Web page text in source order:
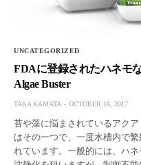
UNCATEGORIZED
FDAに登録されたハネモ
Algae Buster
TAKA KAMATA OCTOBER 18, 2017
苔や藻に悩まされているアク
はその一つで、一度水槽内で
れています。一般的には、ハ